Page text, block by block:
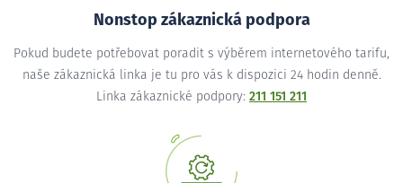
Nonstop zákaznická podpora
Pokud budete potřebovat poradit s výběrem internetového tarifu,
naše zákaznická linka je tu pro vás k dispozici 24 hodin denně.
Linka zákaznické podpory: 211 151 211